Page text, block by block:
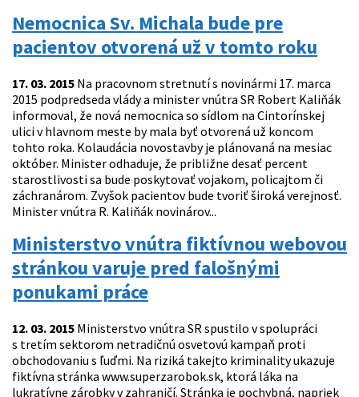
Nemocnica Sv. Michala bude pre
pacientov otvorená už v tomto roku
17. 03. 2015 Na pracovnom stretnutí s novinármi 17. marca
2015 podpredseda vlády a minister vnútra SR Robert Kaliňák
informoval, že nová nemocnica so sídlom na Cintorínskej
ulici v hlavnom meste by mala byť otvorená už koncom
tohto roka. Kolaudácia novostavby je plánovaná na mesiac
október. Minister odhaduje, že približne desať percent
starostlivosti sa bude poskytovať vojakom, policajtom či
záchranárom. Zvyšok pacientov bude tvoriť široká verejnosť.
Minister vnútra R. Kaliňák novinárov...
Ministerstvo vnútra fiktívnou webovou
stránkou varuje pred falošnými
ponukami práce
12. 03. 2015 Ministerstvo vnútra SR spustilo v spolupráci
s tretím sektorom netradičnú osvetovú kampaň proti
obchodovaniu s ľuďmi. Na riziká takejto kriminality ukazuje
fiktívna stránka www.superzarobok.sk, ktorá láka na
lukratívne zárobky v zahraničí. Stránka je pochybná, napriek